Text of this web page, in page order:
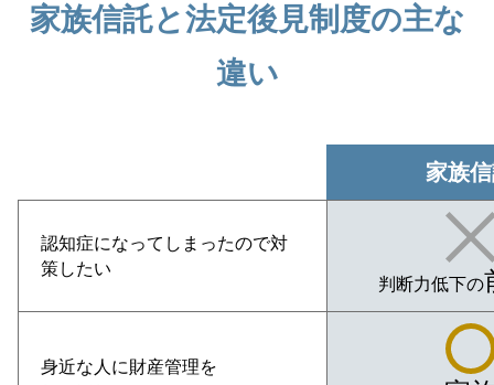
家族信託と法定後見制度の主な
違い
家族
認知症になってしまったので対
策したい
判断力低下の
身近な人に財産管理を